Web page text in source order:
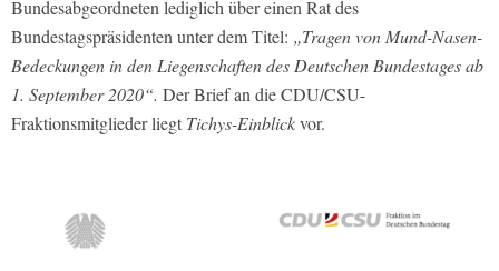
Bundesabgeordneten lediglich über einen Rat des
Bundestagspräsidenten unter dem Titel: „Tragen von Mund-Nasen-
Bedeckungen in den Liegenschaften des Deutschen Bundestages ab
1. September 2020“. Der Brief an die CDU/CSU-
Fraktionsmitglieder liegt Tichys-Einblickvor.